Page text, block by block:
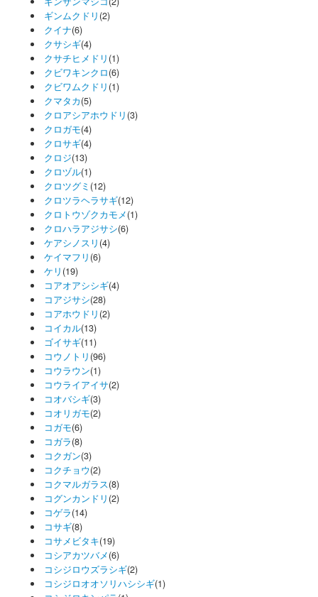
ギンムクドリ (2)
クイナ(6)
クサシギ(4)
クサチヒメドリ (1)
クビワキンクロ(6)
クビワムクドリ (1)
クマタカ(5)
クロアシアホウドリ (3)
クロガモ(4)
クロサギ(4)
クロジ(13)
クロヅル(1)
クロツグミ (12)
クロツラヘラサギ(12)
クロトウゾクカモメ(1)
クロハラアジサシ(6)
ケアシノスリ (4)
ケイマフリ (6)
ケリ (19)
コアオアシシギ(4)
コアジサシ(28)
コアホウドリ (2)
コイカル(13)
ゴイサギ(11)
コウノトリ (96)
コウラウン(1)
コウライアイサ(2)
コオバシギ(3)
コオリガモ(2)
コガモ(6)
コガラ(8)
コクガン(3)
コクチョウ(2)
コクマルガラス(8)
コグンカンドリ (2)
コゲラ(14)
コサギ(8)
コサメビタキ(19)
コシアカツバメ(6)
コシジロウズラシギ(2)
コシジロオオソリハシシギ(1)